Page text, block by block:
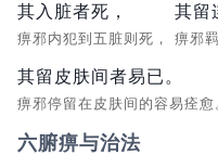
其入脏者死，
痹邪内犯到五脏则死，
其留
痹邪
其留皮肤间者易已。
痹邪停留在皮肤间的容易痊愈
六腑痹与治法